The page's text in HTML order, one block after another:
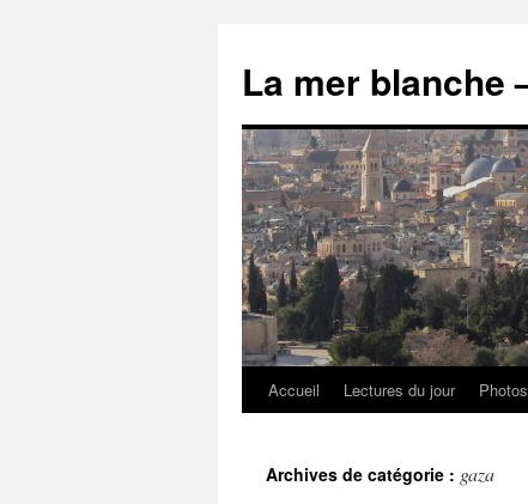
Accueil Lectures du jour Photos
Archives de catégorie : gaza